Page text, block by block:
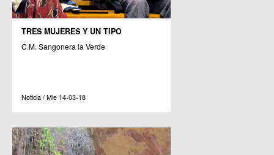
TRES MUJERES Y UN TIPO
C.M. Sangonera la Verde
Noticia / Mie 14-03-18